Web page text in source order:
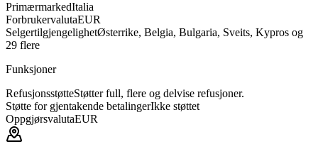
PrimærmarkedItalia
ForbrukervalutaEUR
SelgertilgjengelighetØsterrike, Belgia, Bulgaria, Sveits, Kypros og
29 flere
Funksjoner
RefusjonsstøtteStøtter full, flere og delvise refusjoner.
Støtte for gjentakende betalingerIkke støttet
OppgjørsvalutaEUR